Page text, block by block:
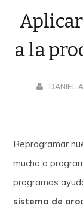
a la
DANIEL
Reprogramar
mucho a
programas
sistema de